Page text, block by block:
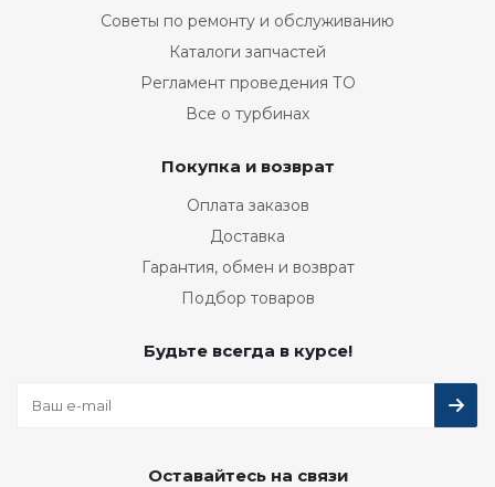
Советы по ремонту и обслуживанию
Каталоги запчастей
Регламент проведения ТО
Все о турбинах
Покупка и возврат
Оплата заказов
Доставка
Гарантия, обмен и возврат
Подбор товаров
Будьте всегда в курсе!
Оставайтесь на связи